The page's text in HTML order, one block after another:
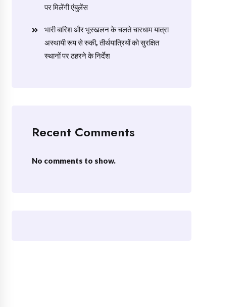
पर मिलेंगी एंबुलेंस
​भारी बारिश और भूस्खलन के चलते चारधाम यात्रा
अस्थायी रूप से रुकी, तीर्थयात्रियों को सुरक्षित
स्थानों पर ठहरने के निर्देश
Recent Comments
No comments to show.